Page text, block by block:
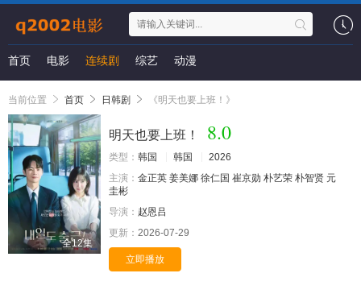
首页 电影 连续剧 综艺 动漫
当前位置 首页 日韩剧 《明天也要上班！》
全12集
明天也要上班！ 8.0
类型： 韩国 韩国
2026
主演： 金正英 姜美娜 徐仁国 崔京勋 朴艺荣 朴智贤 元
圭彬
导演： 赵恩吕
更新： 2026-07-29
立即播放